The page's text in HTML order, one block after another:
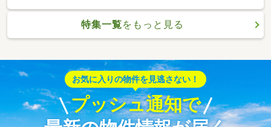
特集一覧をもっと見る
お気に入りの物件を見逃さない！
プッシュ通知で